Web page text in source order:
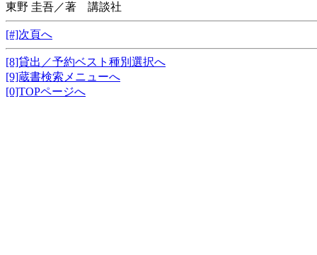
東野 圭吾／著 講談社
[#]次頁へ
[8]貸出／予約ベスト種別選択へ
[9]蔵書検索メニューへ
[0]TOPページへ